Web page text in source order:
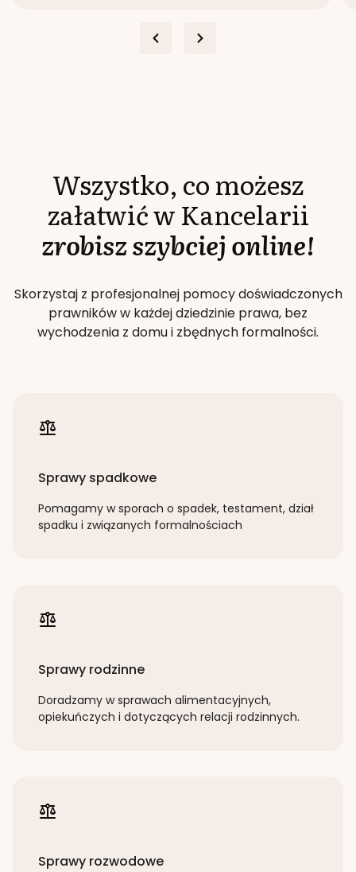
Wszystko, co możesz
załatwić w Kancelarii
zrobisz szybciej online!
Skorzystaj z profesjonalnej pomocy doświadczonych
prawników w każdej dziedzinie prawa, bez
wychodzenia z domu i zbędnych formalności.
Sprawy spadkowe
Pomagamy w sporach o spadek, testament, dział
spadku i związanych formalnościach
Sprawy rodzinne
Doradzamy w sprawach alimentacyjnych,
opiekuńczych i dotyczących relacji rodzinnych.
Sprawy rozwodowe